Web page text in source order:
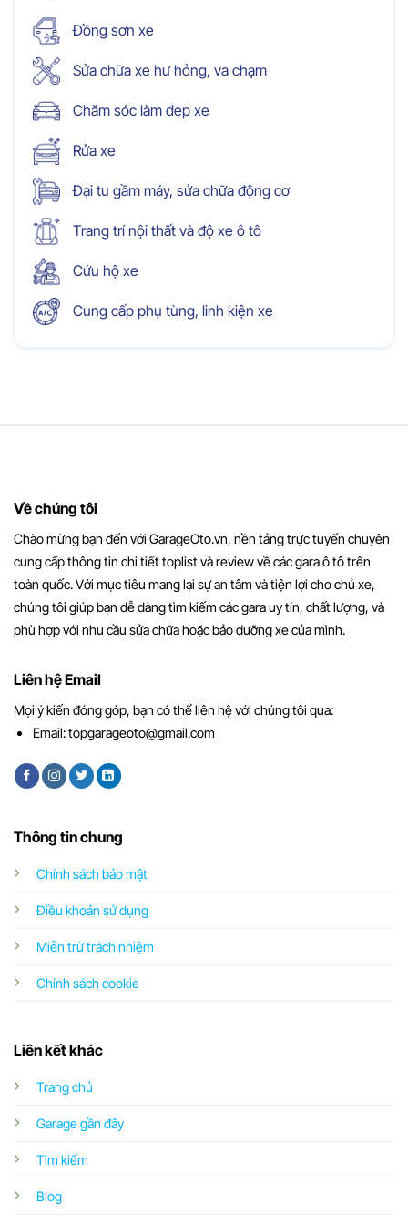
Đồng sơn xe
Sửa chữa xe hư hỏng, va chạm
Chăm sóc làm đẹp xe
Rửa xe
Đại tu gầm máy, sửa chữa động cơ
Trang trí nội thất và độ xe ô tô
Cứu hộ xe
Cung cấp phụ tùng, linh kiện xe
Về chúng tôi
Chào mừng bạn đến với GarageOto.vn, nền tảng trực tuyến chuyên
cung cấp thông tin chi tiết toplist và review về các gara ô tô trên
toàn quốc. Với mục tiêu mang lại sự an tâm và tiện lợi cho chủ xe,
chúng tôi giúp bạn dễ dàng tìm kiếm các gara uy tín, chất lượng, và
phù hợp với nhu cầu sửa chữa hoặc bảo dưỡng xe của mình.
Thông tin chung
Chính sách bảo mật
Điều khoản sử dụng
Miễn trừ trách nhiệm
Chính sách cookie
Liên kết khác
Trang chủ
Garage gần đây
Tìm kiếm
Blog
Liên hệ Email
Mọi ý kiến đóng góp, bạn có thể liên hệ với chúng tôi qua:
Email:topgarageoto@gmail.com